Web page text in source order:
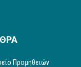
Προμηθειών